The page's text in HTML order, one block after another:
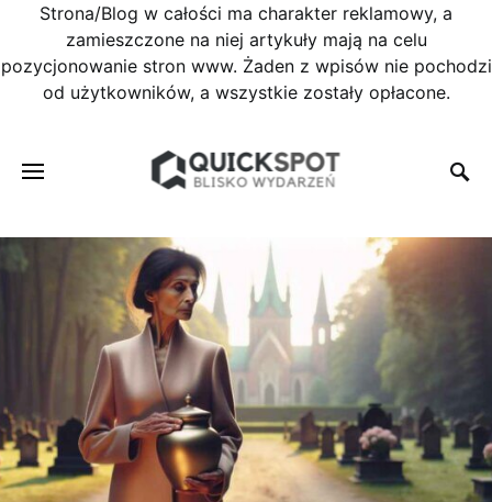
Strona/Blog w całości ma charakter reklamowy, a
zamieszczone na niej artykuły mają na celu
pozycjonowanie stron www. Żaden z wpisów nie pochodzi
od użytkowników, a wszystkie zostały opłacone.